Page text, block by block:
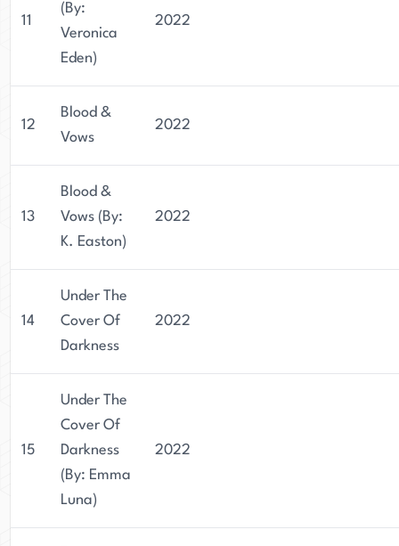
11
(By:
Veronica
Eden)
2022
12
Blood &
Vows
2022
13
Blood &
Vows (By:
K. Easton)
2022
14
Under The
Cover Of
Darkness
2022
15
Under The
Cover Of
Darkness
(By: Emma
Luna)
2022